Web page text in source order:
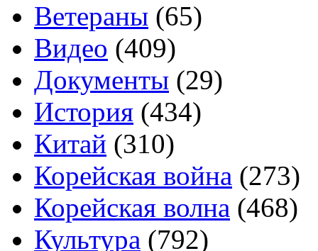
Ветераны (65)
Видео (409)
Документы (29)
История (434)
Китай (310)
Корейская война (273)
Корейская волна (468)
Культура (792)